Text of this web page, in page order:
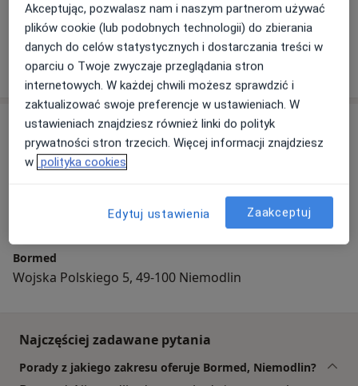
Sylwia Borowska
Laryngolog
Adres
Bormed
Wojska Polskiego 5, 49-100 Niemodlin
Najczęściej zadawane pytania
Porady z jakiego zakresu oferuje Bormed, Niemodlin?
Akceptując, pozwalasz nam i naszym partnerom używać
plików cookie (lub podobnych technologii) do zbierania
danych do celów statystycznych i dostarczania treści w
oparciu o Twoje zwyczaje przeglądania stron
internetowych. W każdej chwili możesz sprawdzić i
zaktualizować swoje preferencje w ustawieniach. W
ustawieniach znajdziesz również linki do polityk
prywatności stron trzecich. Więcej informacji znajdziesz
w polityka cookies
Edytuj ustawienia Zaakceptuj